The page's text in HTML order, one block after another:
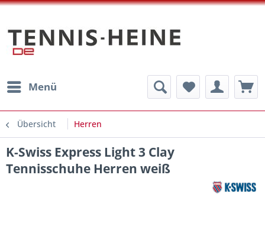
Menü
Übersicht Herren
K-Swiss Express Light 3 Clay
Tennisschuhe Herren weiß